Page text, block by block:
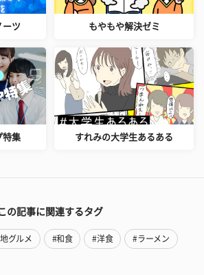
ーツ もやもや解決ゼミ
特集 すれみの大学生あるある
の記事に関連するタグ
グルメ #和食 #洋食 #ラーメン